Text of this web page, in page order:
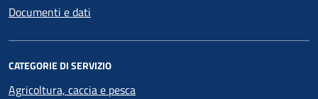
Documenti e dati
CATEGORIE DI SERVIZIO
Agricoltura, caccia e pesca